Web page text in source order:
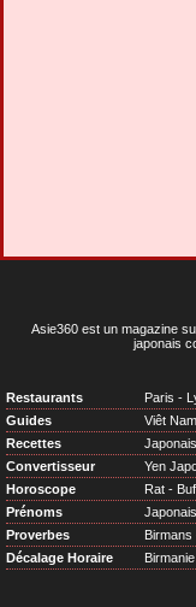
Asie360 est un magazine
japonais
Restaurants Paris -
Guides
Viêt Nam
Recettes
Convertisseur
Yen
Horoscope
Rat -
Prénoms
Japonais
Proverbes
Birmans
Décalage Horaire
Birmanie